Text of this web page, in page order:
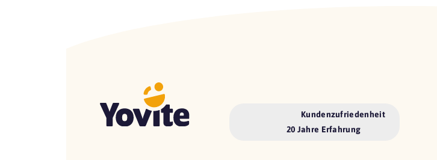
Kundenzufriedenheit
20 Jahre Erfahrung